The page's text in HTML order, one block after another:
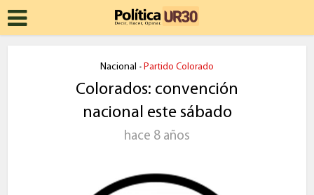
Nacional • Partido Colorado
Colorados: convención
nacional este sábado
hace 8 años